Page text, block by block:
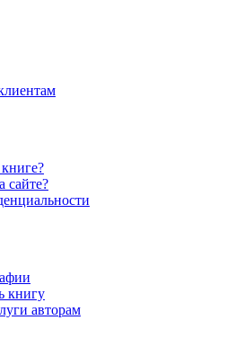
книгу
авторам